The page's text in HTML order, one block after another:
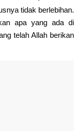
tidak berlebihan.
apa yang ada di
telah Allah berikan